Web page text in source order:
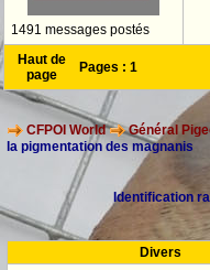
1491 messages postés
Haut de
page
Pages : 1
CFPOI World Général
la pigmentation des magnanis
Identification
Divers